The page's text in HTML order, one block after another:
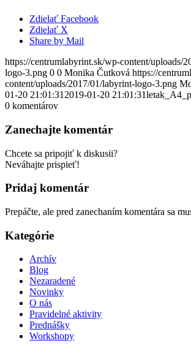
Zdielať Facebook
Zdielať X
Share by Mail
https://centrumlabyrint.sk/wp-content/uploads/
logo-3.png 0 0 Monika Čutková https://
content/uploads/2017/01/labyrint-logo-3.png
01-20 21:01:31 2019-01-20 21:01:31
0 komentárov
Zanechajte komentár
Chcete sa pripojiť k diskusii?
Neváhajte prispieť!
Pridaj komentár
Prepáčte, ale pred zanechaním komentára sa
Kategórie
Archív
Blog
Nezaradené
Novinky
O nás
Pravidelné aktivity
Prednášky
Workshopy